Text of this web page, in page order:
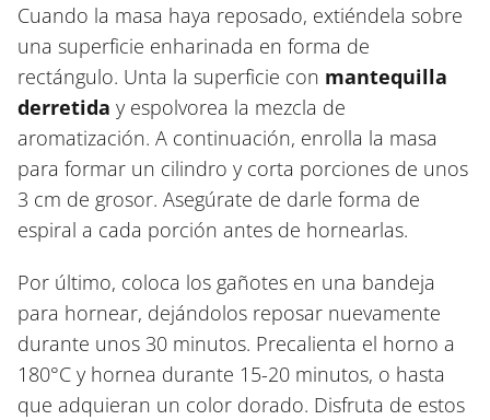
Cuando la masa haya reposado, extiéndela sobre
una superficie enharinada en forma de
rectángulo. Unta la superficie con mantequilla
derretida y espolvorea la mezcla de
aromatización. A continuación, enrolla la masa
para formar un cilindro y corta porciones de unos
3 cm de grosor. Asegúrate de darle forma de
espiral a cada porción antes de hornearlas.
Por último, coloca los gañotes en una bandeja
para hornear, dejándolos reposar nuevamente
durante unos 30 minutos. Precalienta el horno a
180°C y hornea durante 15-20 minutos, o hasta
que adquieran un color dorado. Disfruta de estos